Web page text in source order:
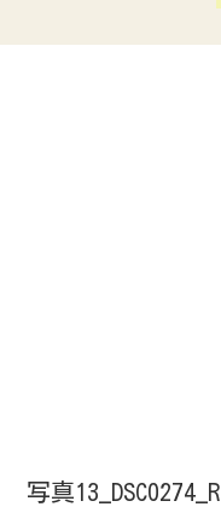
写真13_DSC0274_R